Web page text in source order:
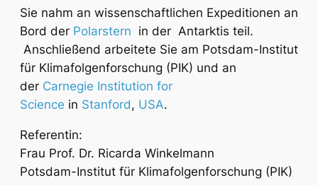
Sie nahm an wissenschaftlichen Expeditionen an
Bord der Polarstern in der Antarktis teil.
Anschließend arbeitete Sie am Potsdam-Institut
für Klimafolgenforschung (PIK) und an
der Carnegie Institution for
Science in Stanford, USA.
Referentin:
Frau Prof. Dr. Ricarda Winkelmann
Potsdam-Institut für Klimafolgenforschung (PIK)